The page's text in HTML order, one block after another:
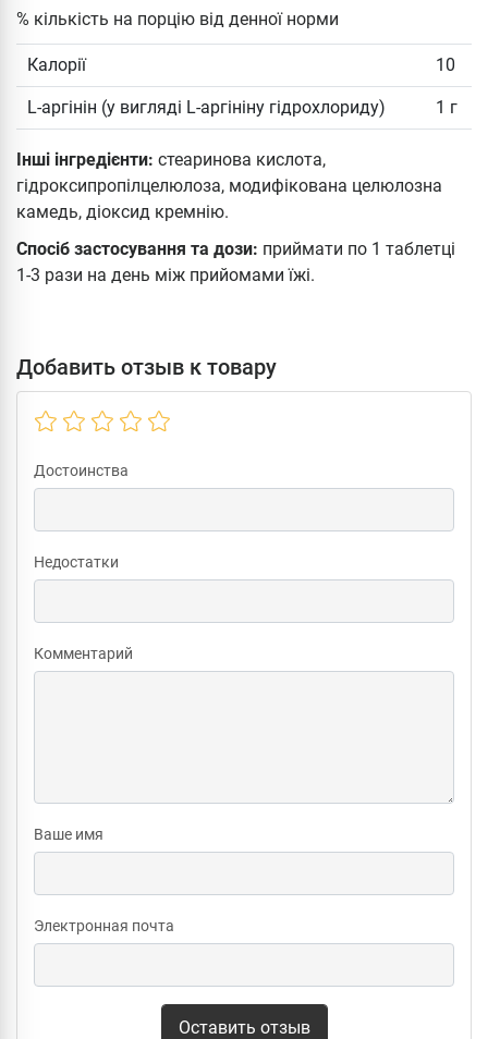
% кількість на порцію від денної норми
Калорії 10
L-аргінін (у вигляді L-аргініну гідрохлориду) 1 г
Інші інгредієнти: стеаринова кислота,
гідроксипропілцелюлоза, модифікована целюлозна
камедь, діоксид кремнію.
Спосіб застосування та дози: приймати по 1 таблетці
1-3 рази на день між прийомами їжі.
Добавить отзыв к товару
Достоинства
Недостатки
Комментарий
Ваше имя
Электронная почта
Оставить отзыв